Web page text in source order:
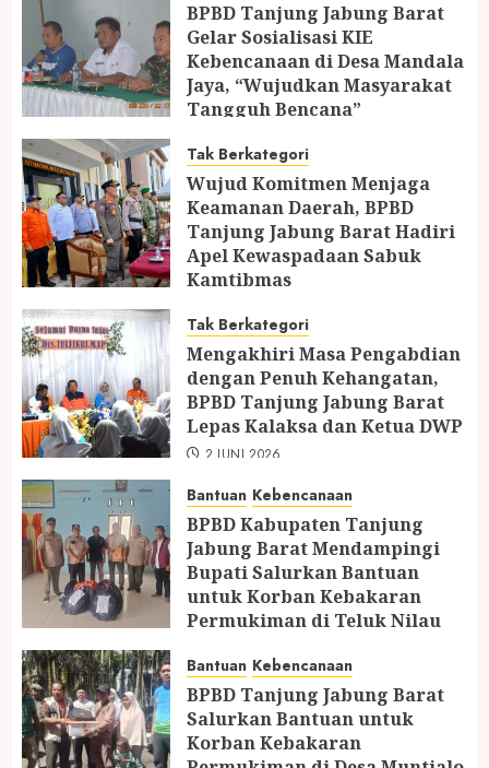
BPBD Tanjung Jabung Barat
Gelar Sosialisasi KIE
Kebencanaan di Desa Mandala
Jaya, “Wujudkan Masyarakat
Tangguh Bencana”
Tak Berkategori
Wujud Komitmen Menjaga
Keamanan Daerah, BPBD
Tanjung Jabung Barat Hadiri
Apel Kewaspadaan Sabuk
Kamtibmas
Tak Berkategori
Mengakhiri Masa Pengabdian
dengan Penuh Kehangatan,
BPBD Tanjung Jabung Barat
Lepas Kalaksa dan Ketua DWP
2 JUNI 2026
Bantuan Kebencanaan
BPBD Kabupaten Tanjung
Jabung Barat Mendampingi
Bupati Salurkan Bantuan
untuk Korban Kebakaran
Permukiman di Teluk Nilau
Bantuan Kebencanaan
BPBD Tanjung Jabung Barat
Salurkan Bantuan untuk
Korban Kebakaran